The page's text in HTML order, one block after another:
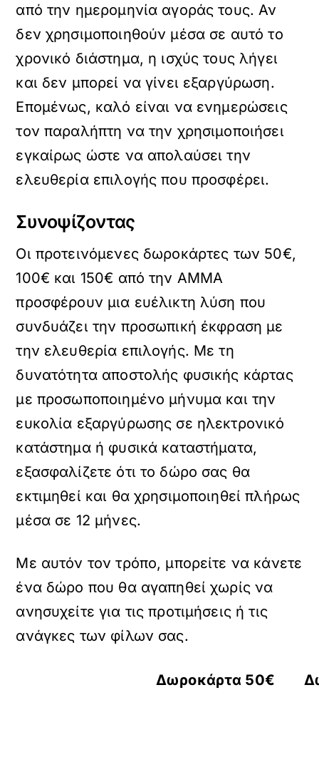
από την ημερομηνία αγοράς τους. Αν
δεν χρησιμοποιηθούν μέσα σε αυτό το
χρονικό διάστημα, η ισχύς τους λήγει
και δεν μπορεί να γίνει εξαργύρωση.
Επομένως, καλό είναι να ενημερώσεις
τον παραλήπτη να την χρησιμοποιήσει
εγκαίρως ώστε να απολαύσει την
ελευθερία επιλογής που προσφέρει.
Συνοψίζοντας
Οι προτεινόμενες δωροκάρτες των 50€,
100€ και 150€ από την AMMA
προσφέρουν μια ευέλικτη λύση που
συνδυάζει την προσωπική έκφραση με
την ελευθερία επιλογής. Με τη
δυνατότητα αποστολής φυσικής κάρτας
με προσωποποιημένο μήνυμα και την
ευκολία εξαργύρωσης σε ηλεκτρονικό
κατάστημα ή φυσικά καταστήματα,
εξασφαλίζετε ότι το δώρο σας θα
εκτιμηθεί και θα χρησιμοποιηθεί πλήρως
μέσα σε 12 μήνες.
Με αυτόν τον τρόπο, μπορείτε να κάνετε
ένα δώρο που θα αγαπηθεί χωρίς να
ανησυχείτε για τις προτιμήσεις ή τις
ανάγκες των φίλων σας.
Δωροκάρτα 50€